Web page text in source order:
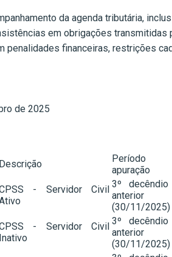
da agenda tributária,
em obrigações
penalidades financeiras, restrições
de 2025
Descrição
apuração
- Servidor Civil 3º
anterior
(30/11/2025)
- Servidor Civil
Inativo
3º
anterior
(30/11/2025)